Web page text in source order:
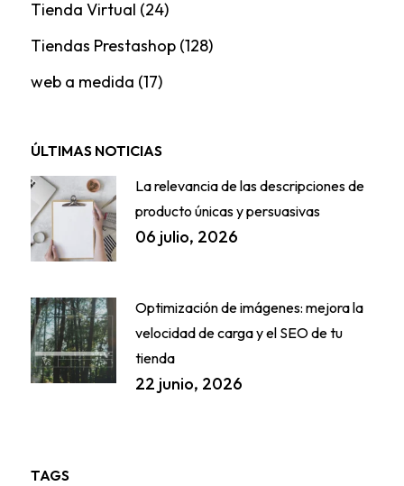
Tienda Virtual (24)
Tiendas Prestashop(128)
web a medida (17)
ÚLTIMAS NOTICIAS
La relevancia de las descripciones de
producto únicas y persuasivas
06 julio, 2026
Optimización de imágenes: mejora la
velocidad de carga y el SEO de tu
tienda
22 junio, 2026
TAGS